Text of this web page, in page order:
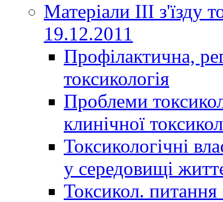
Матеріали ІІІ з'їзду
19.12.2011
Профілактична,
токсикологія
Проблеми
клинічної
Токсикологічні
у середовищі
Токсикол. питання